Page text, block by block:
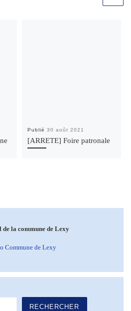
Publié 30 août 2021
[ARRETE] Foire patronale
de la commune de Lexy
RECHERCHER